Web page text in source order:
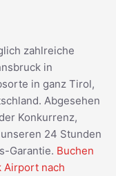
zahlreiche
in
in ganz Tirol,
Abgesehen
Konkurrenz,
24 Stunden
Garantie. Buchen
Airport nach